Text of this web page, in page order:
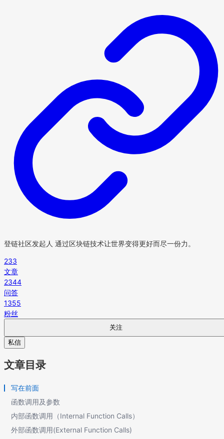
登链社区发起人 通过区块链技术让世界变得更好而尽一份力。
233
文章
2344
问答
1355
粉丝
关注
私信
文章目录
写在前面
函数调用及参数
内部函数调用（Internal Function Calls）
外部函数调用(External Function Calls)